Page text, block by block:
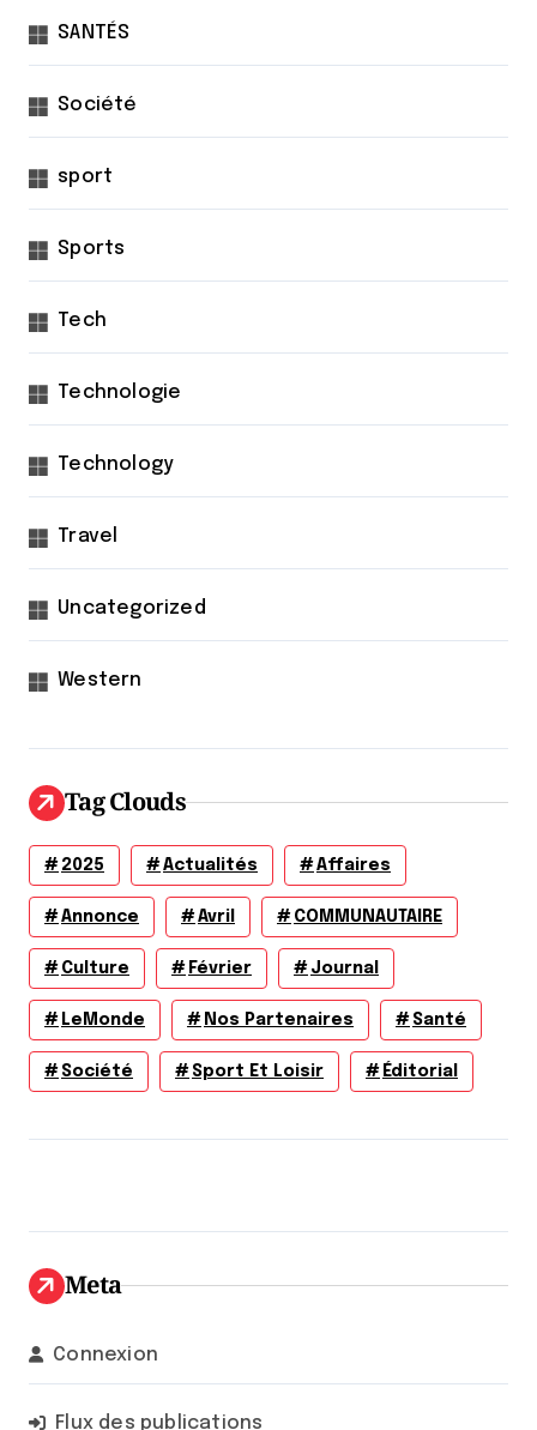
SANTÉS
Société
sport
Sports
Tech
Technologie
Technology
Travel
Uncategorized
Western
Tag Clouds
2025 Actualités Affaires
Annonce Avril COMMUNAUTAIRE
Culture Février Journal
LeMonde Nos Partenaires Santé
Société Sport Et Loisir Éditorial
Meta
Connexion
Flux des publications